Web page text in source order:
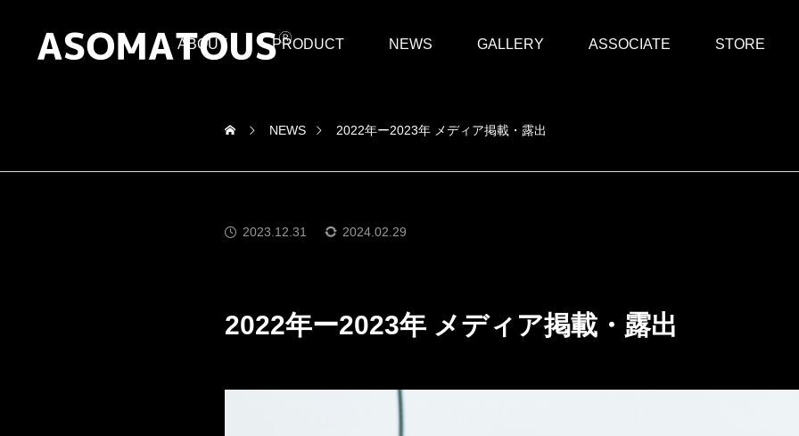
ABOUT PRODUCT NEWS GALLERY ASSOCIATE STORE
NEWS 2022年ー2023年 メディア掲載・露出
2023.12.31 2024.02.29
2022年ー2023年 メディア掲載・露出